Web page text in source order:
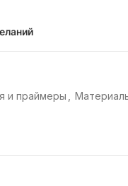
и праймеры